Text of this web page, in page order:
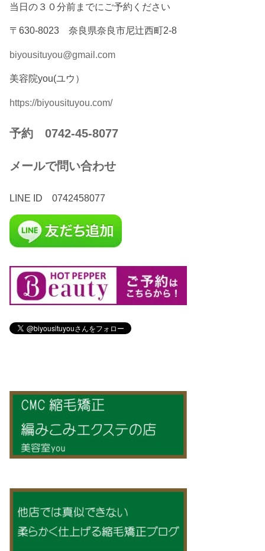
当日の３０分前までにご予約ください
〒630-8023 奈良県奈良市尼辻西町2-8
biyousituyou@gmail.com
美容院you(ユウ）
https://biyousituyou.com/
予約 0742-45-8077
メールで問い合わせ
LINE ID 0742458077